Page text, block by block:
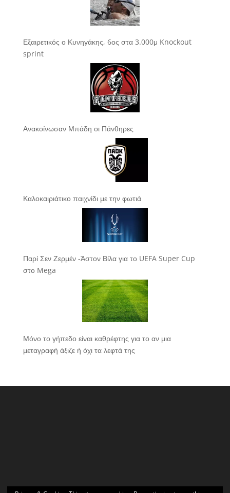
Εξαιρετικός ο Κυνηγάκης, 6ος στα 3.000μ Knockout
sprint
Ανακοίνωσαν Μπάδη οι Πάνθηρες
Καλοκαιριάτικο παιχνίδι με την φωτιά
Παρί Σεν Ζερμέν -Άστον Βίλα για το UEFA Super Cup
στο Mega
Μόνο το γήπεδο είναι καθρέφτης για το αν μια
μεταγραφή άξιζε ή όχι τα λεφτά της